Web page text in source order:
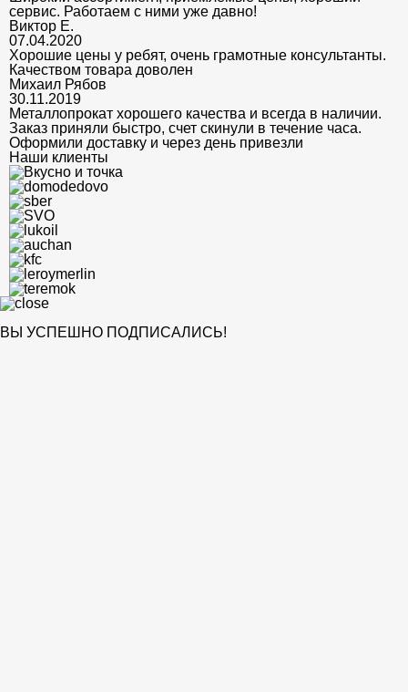
сервис. Работаем с ними уже давно!
Виктор Е.
07.04.2020
Хорошие цены у ребят, очень грамотные консультанты.
Качеством товара доволен
Михаил Рябов
30.11.2019
Металлопрокат хорошего качества и всегда в наличии.
Заказ приняли быстро, счет скинули в течение часа.
Оформили доставку и через день привезли
Наши клиенты
ВЫ УСПЕШНО ПОДПИСАЛИСЬ!